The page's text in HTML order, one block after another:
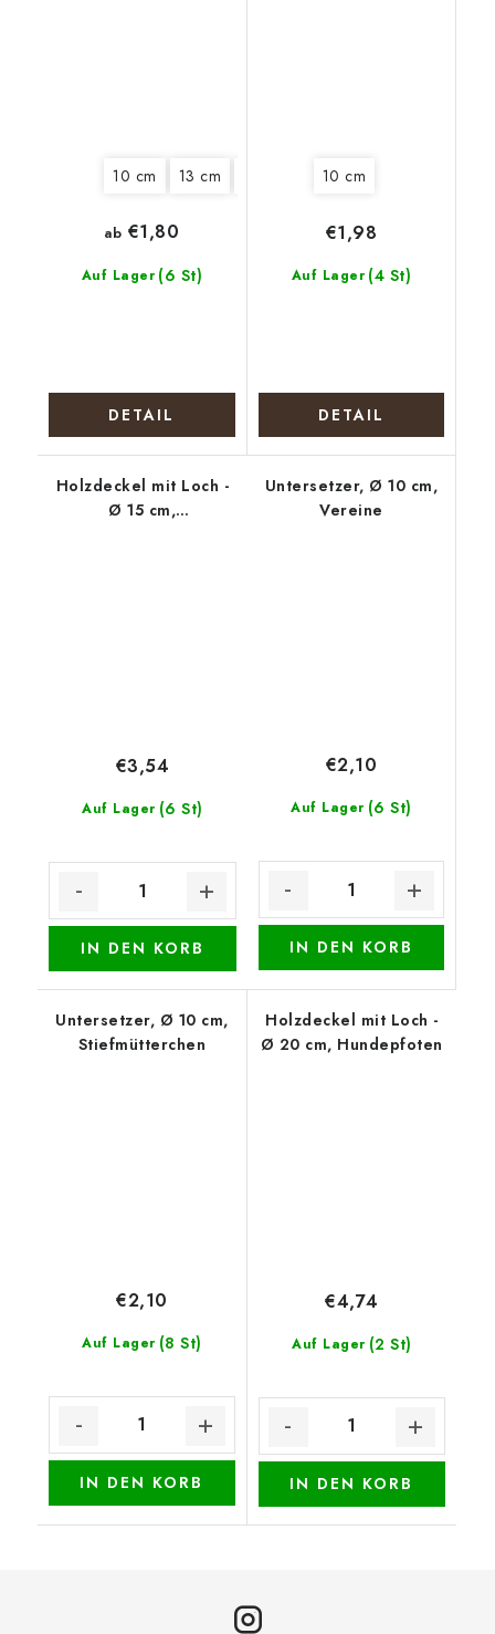
10 cm 13 cm 20 cm
Auf Lager (6 St)
ab €1,80
DETAIL
10 cm
Auf Lager (4 St)
€1,98
DETAIL
Holzdeckel mit Loch -
Ø 15 cm,
Auf Lager (6 St)
€3,54
IN DEN KORB
Untersetzer, Ø 10 cm,
Vereine
Auf Lager (6 St)
€2,10
IN DEN KORB
Untersetzer, Ø 10 cm,
Stiefmütterchen
Auf Lager (8 St)
€2,10
IN DEN KORB
Holzdeckel mit Loch -
Ø 20 cm, Hundepfoten
Auf Lager (2 St)
€4,74
IN DEN KORB